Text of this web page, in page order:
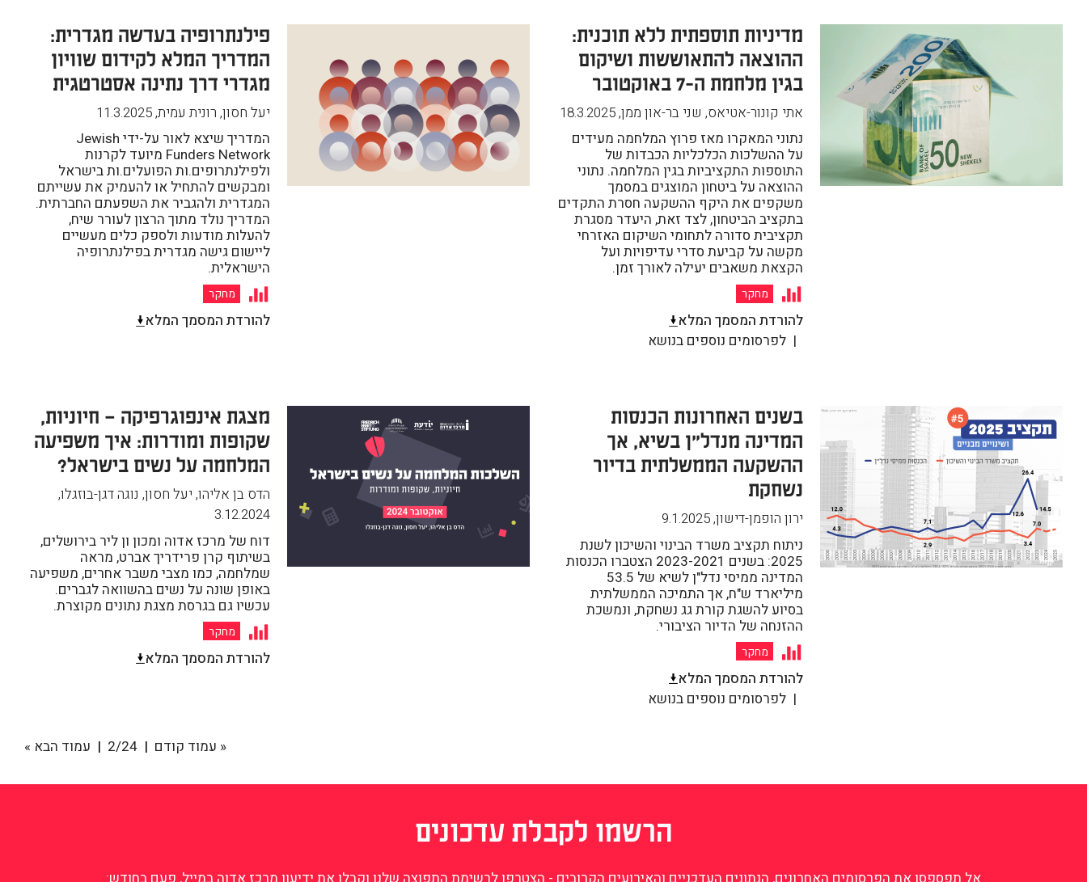
מדיניות תוספתית ללא תוכנית:
ההוצאה להתאוששות ושיקום
בגין מלחמת ה-7 באוקטובר
אתי קונור-אטיאס, שני בר-און ממן,
18.3.2025
נתוני המאקרו מאז פרוץ המלחמה מעידים
על ההשלכות הכלכליות הכבדות של
התוספות התקציביות בגין המלחמה. נתוני
ההוצאה על ביטחון המוצגים במסמך
משקפים את היקף ההשקעה חסרת התקדים
בתקציב הביטחון, לצד זאת, היעדר מסגרת
תקציבית סדורה לתחומי השיקום האזרחי
מקשה על קביעת סדרי עדיפויות ועל
הקצאת משאבים יעילה לאורך זמן.
מחקר
להורדת המסמך המלא
לפרסומים נוספים בנושא
פילנתרופיה בעדשה מגדרית:
המדריך המלא לקידום שוויון
מגדרי דרך נתינה אסטרטגית
יעל חסון, רונית עמית,
11.3.2025
המדריך שיצא לאור על-ידי Jewish
Funders Network מיועד לקרנות
ולפילנתרופים.ות הפועלים.ות בישראל
ומבקשים להתחיל או להעמיק את עשייתם
המגדרית ולהגביר את השפעתם החברתית.
המדריך נולד מתוך הרצון לעורר שיח,
להעלות מודעות ולספק כלים מעשיים
ליישום גישה מגדרית בפילנתרופיה
הישראלית.
מחקר
להורדת המסמך המלא
בשנים האחרונות הכנסות
המדינה מנדל"ן בשיא, אך
ההשקעה הממשלתית בדיור
נשחקת
ירון הופמן-דישון,
9.1.2025
ניתוח תקציב משרד הבינוי והשיכון לשנת
2025: בשנים 2023-2021 הצטברו הכנסות
המדינה ממיסי נדל"ן לשיא של 53.5
מיליארד ש"ח, אך התמיכה הממשלתית
בסיוע להשגת קורת גג נשחקת, ונמשכת
ההזנחה של הדיור הציבורי.
מחקר
להורדת המסמך המלא
לפרסומים נוספים בנושא
מצגת אינפוגרפיקה – חיוניות,
שקופות ומודרות: איך משפיעה
המלחמה על נשים בישראל?
הדס בן אליהו, יעל חסון, נוגה דגן-בוזגלו,
3.12.2024
דוח של מרכז אדוה ומכון ון ליר בירושלים,
בשיתוף קרן פרידריך אברט, מראה
שמלחמה, כמו מצבי משבר אחרים, משפיעה
באופן שונה על נשים בהשוואה לגברים.
עכשיו גם בגרסת מצגת נתונים מקוצרת.
מחקר
להורדת המסמך המלא
« עמוד קודם 2/24 עמוד הבא »
הרשמו לקבלת עדכונים